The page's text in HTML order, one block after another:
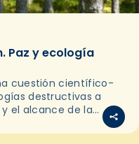
Paz y ecología
cuestión científico-
destructivas a
el alcance de la
de muy lejos y…